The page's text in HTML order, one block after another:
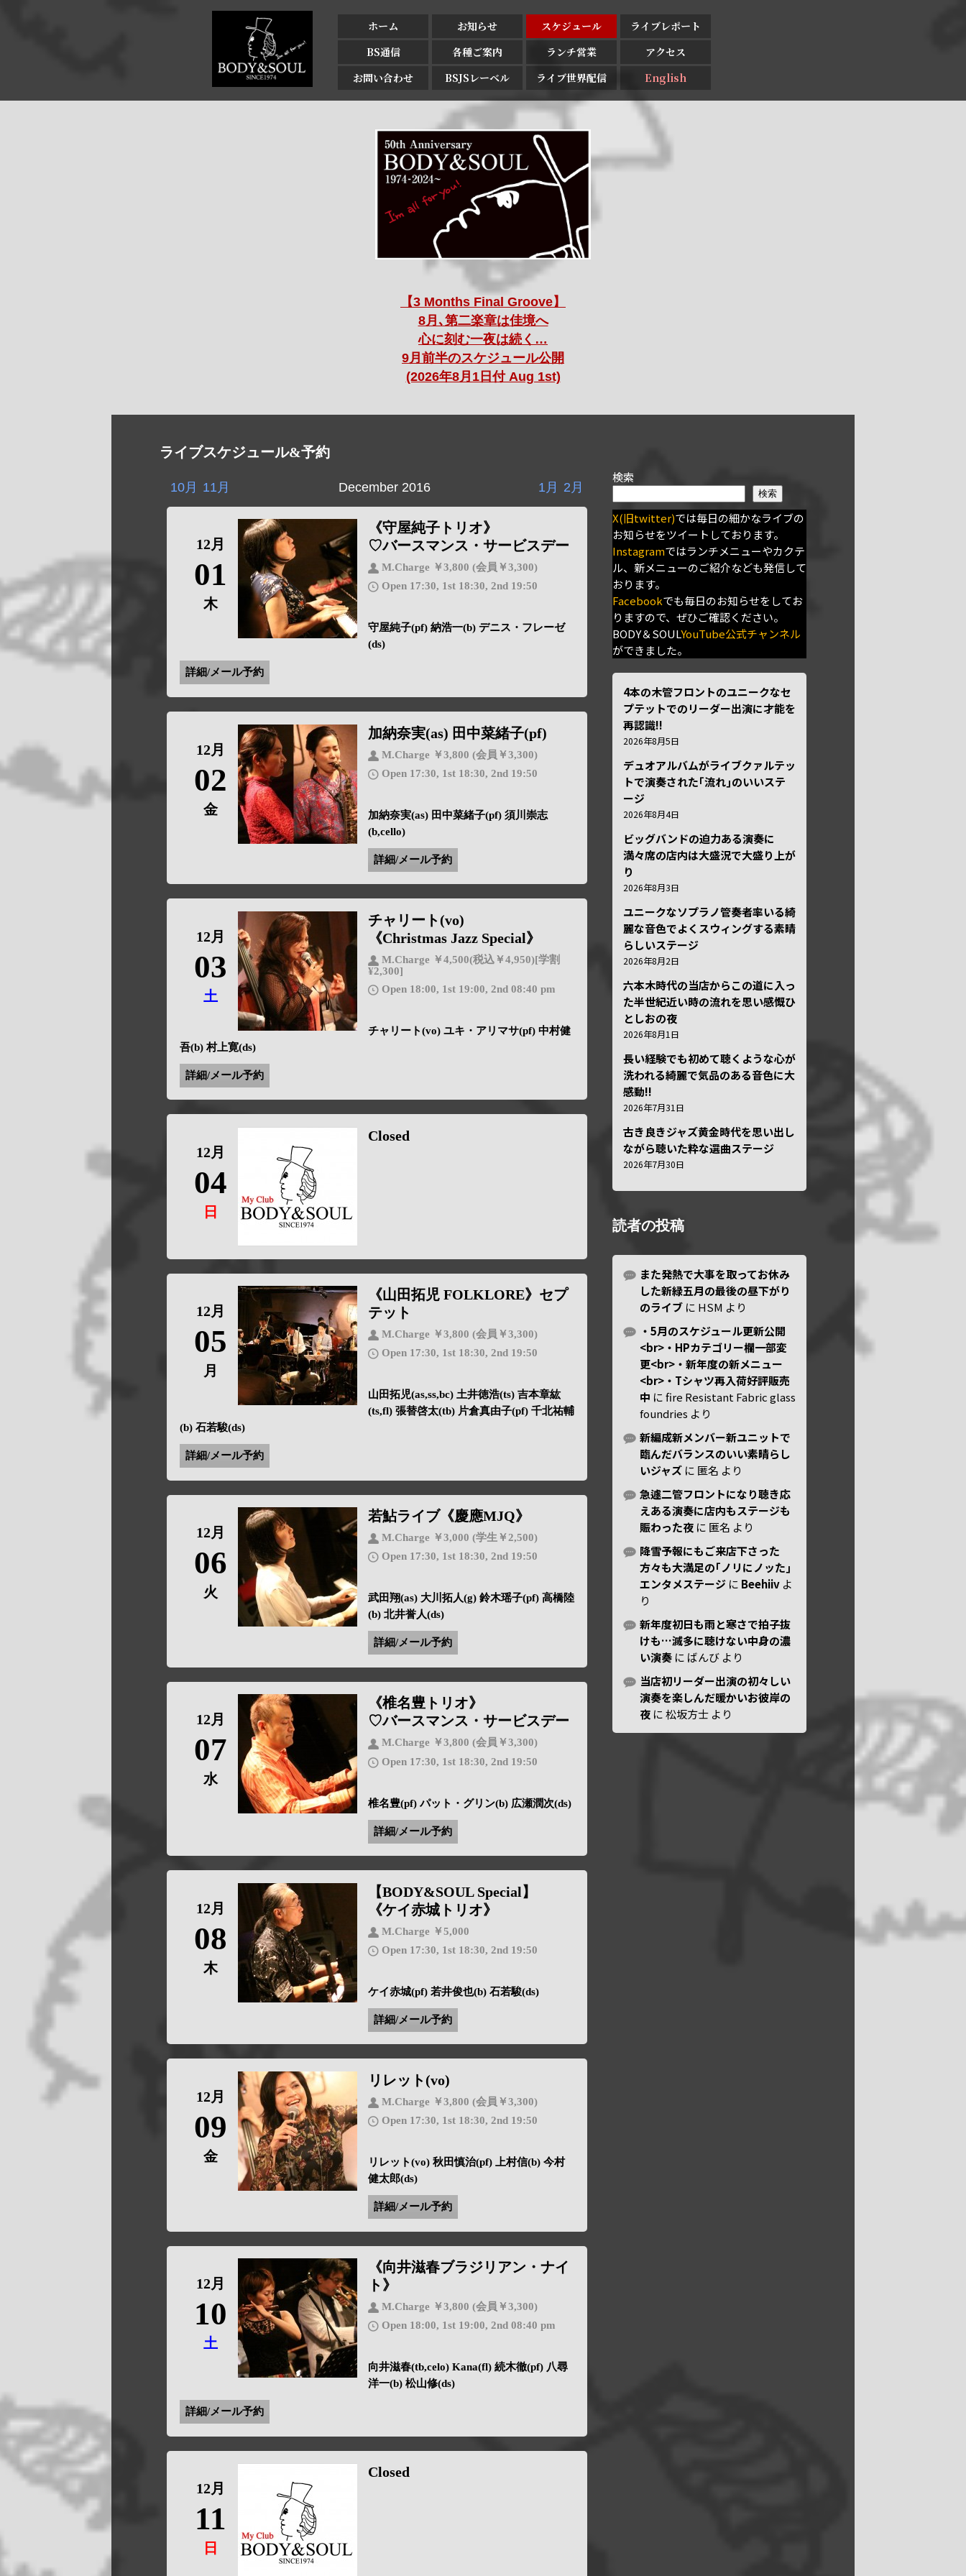
ホーム お知らせ スケジュール
ライブレポート
BS通信
各種ご案内 ランチ営業
アクセス
お問い合わせ
BSJSレーベル ライブ世界配信 English
【3 Months Final Groove】
8月､第二楽章は佳境へ
心に刻む一夜は続く…
9月前半のスケジュール公開
(2026年8月1日付 Aug 1st)
ライブスケジュール&予約
December 2016
10月 11月 2月
1月
12月
01
木
《守屋純子トリオ》
♡バースマンス・サービスデー
M.Charge ￥3,800 (会員￥3,300)
Open 17:30, 1st 18:30, 2nd 19:50
守屋純子(pf) 納浩一(b) デニス・フレーゼ
(ds)
詳細/メール予約
12月
02
金
加納奈実(as) 田中菜緒子(pf)
M.Charge ￥3,800 (会員￥3,300)
Open 17:30, 1st 18:30, 2nd 19:50
加納奈実(as) 田中菜緒子(pf) 須川崇志
(b,cello)
詳細/メール予約
12月
03
土
チャリート(vo)
《Christmas Jazz Special》
M.Charge ￥4,500(税込￥4,950)[学割
¥2,300]
Open 18:00, 1st 19:00, 2nd 08:40 pm
チャリート(vo) ユキ・アリマサ(pf) 中村健
吾(b) 村上寛(ds)
詳細/メール予約
12月
04
日
Closed
12月
05
月
《山田拓児 FOLKLORE》セプ
テット
M.Charge ￥3,800 (会員￥3,300)
Open 17:30, 1st 18:30, 2nd 19:50
山田拓児(as,ss,bc) 土井徳浩(ts) 吉本章紘
(ts,fl) 張替啓太(tb) 片倉真由子(pf) 千北祐輔
(b) 石若駿(ds)
詳細/メール予約
12月
06
火
若鮎ライブ《慶應MJQ》
M.Charge ￥3,000 (学生￥2,500)
Open 17:30, 1st 18:30, 2nd 19:50
武田翔(as) 大川拓人(g) 鈴木瑶子(pf) 高橋陸
(b) 北井誉人(ds)
詳細/メール予約
12月
07
水
《椎名豊トリオ》
♡バースマンス・サービスデー
M.Charge ￥3,800 (会員￥3,300)
Open 17:30, 1st 18:30, 2nd 19:50
椎名豊(pf) パット・グリン(b) 広瀬潤次(ds)
詳細/メール予約
12月
08
木
【BODY&SOUL Special】
《ケイ赤城トリオ》
M.Charge ￥5,000
Open 17:30, 1st 18:30, 2nd 19:50
ケイ赤城(pf) 若井俊也(b) 石若駿(ds)
詳細/メール予約
12月
09
金
リレット(vo)
M.Charge ￥3,800 (会員￥3,300)
Open 17:30, 1st 18:30, 2nd 19:50
リレット(vo) 秋田慎治(pf) 上村信(b) 今村
健太郎(ds)
詳細/メール予約
12月
10
土
《向井滋春ブラジリアン・ナイ
ト》
M.Charge ￥3,800 (会員￥3,300)
Open 18:00, 1st 19:00, 2nd 08:40 pm
向井滋春(tb,celo) Kana(fl) 続木徹(pf) 八尋
洋一(b) 松山修(ds)
詳細/メール予約
12月
11
日
Closed
検索
検索
X(旧twitter)では毎日の細かなライブの
お知らせをツイートしております。
Instagramではランチメニューやカクテ
ル、新メニューのご紹介なども発信して
おります。
Facebookでも毎日のお知らせをしてお
りますので、ぜひご確認ください。
BODY＆SOULYouTube公式チャンネル
ができました。
4本の木管フロントのユニークなセ
プテットでのリーダー出演に才能を
再認識!!
2026年8月5日
デュオアルバムがライブクァルテッ
トで演奏された｢流れ｣のいいステ
ージ
2026年8月4日
ビッグバンドの迫力ある演奏に
満々席の店内は大盛況で大盛り上が
り
2026年8月3日
ユニークなソプラノ管奏者率いる綺
麗な音色でよくスウィングする素晴
らしいステージ
2026年8月2日
六本木時代の当店からこの道に入っ
た半世紀近い時の流れを思い感慨ひ
としおの夜
2026年8月1日
長い経験でも初めて聴くような心が
洗われる綺麗で気品のある音色に大
感動!!
2026年7月31日
古き良きジャズ黄金時代を思い出し
ながら聴いた粋な選曲ステージ
2026年7月30日
読者の投稿
また発熱で大事を取ってお休み
した新緑五月の最後の昼下がり
のライブ に HSM より
・5月のスケジュール更新公開
<br>・HPカテゴリー欄一部変
更<br>・新年度の新メニュー
<br>・Tシャツ再入荷好評販売
中 にfire Resistant Fabric glass
foundries より
新編成新メンバー新ユニットで
臨んだバランスのいい素晴らし
いジャズ に 匿名 より
急遽二管フロントになり聴き応
えある演奏に店内もステージも
賑わった夜 に 匿名 より
降雪予報にもご来店下さった
方々も大満足の｢ノリにノッた｣
エンタメステージ に Beehiiv よ
り
新年度初日も雨と寒さで拍子抜
けも…滅多に聴けない中身の濃
い演奏 に ばんび より
当店初リーダー出演の初々しい
演奏を楽しんだ暖かいお彼岸の
夜 に松坂方士 より